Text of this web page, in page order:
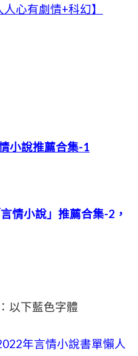
心有劇情+科幻】
小說推薦合集-1
言情小說」推薦合集-2，
以下藍色字體
年言情小說書單懶人